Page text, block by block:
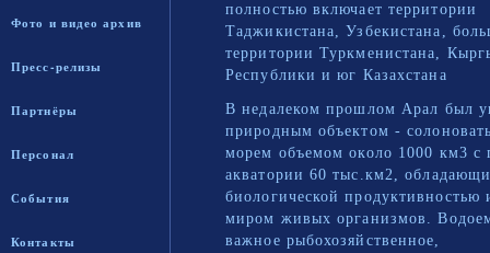
Фото и видео архив
Пресс-релизы
Партнёры
Персонал
События
Контакты
полностью включает территории
Таджикистана, Узбекистана,
территории Туркменистана,
Республики и юг Казахстана
В недалеком прошлом Арал был
природным объектом -
морем объемом около 1000 км3 с
акватории 60 тыс.км2,
биологической продуктивностью
миром живых организмов.
важное рыбохозяйственное,